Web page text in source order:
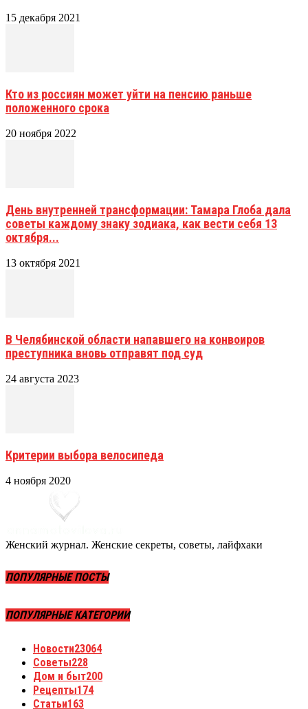
15 декабря 2021
Кто из россиян может уйти на пенсию раньше
положенного срока
20 ноября 2022
День внутренней трансформации: Тамара Глоба дала
советы каждому знаку зодиака, как вести себя 13
октября...
13 октября 2021
В Челябинской области напавшего на конвоиров
преступника вновь отправят под суд
24 августа 2023
Критерии выбора велосипеда
4 ноября 2020
Женский журнал. Женские секреты, советы, лайфхаки
ПОПУЛЯРНЫЕ ПОСТЫ
ПОПУЛЯРНЫЕ КАТЕГОРИИ
Новости23064
Советы228
Дом и быт200
Рецепты174
Статьи163